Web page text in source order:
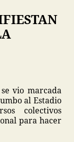
vio marcada
al Estadio
colectivos
para hacer